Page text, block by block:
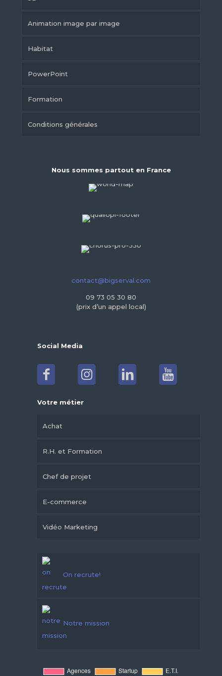
Animation image par image
Habitat
PowerPoint
Formation
Conditions générales
Nous sommes partout en France
contact@bigserval.com
09 73 05 30 80
(prix d’un appel local)
Social Media
Votre métier
Achat
R.H. et Formation
Chef de projet
E-commerce
Vidéo Marketing
On recrute!
Notre mission